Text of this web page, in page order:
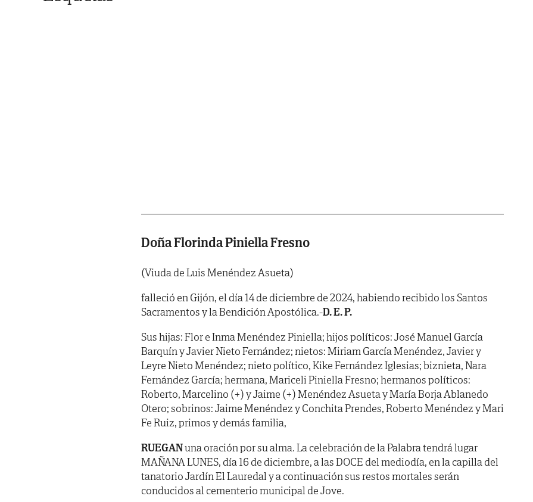
Doña Florinda Piniella Fresno
(Viuda de Luis Menéndez Asueta)
falleció en Gijón, el día 14 de diciembre de 2024, habiendo recibido los Santos
Sacramentos y la Bendición Apostólica.-D. E. P.
Sus hijas: Flor e Inma Menéndez Piniella; hijos políticos: José Manuel García
Barquín y Javier Nieto Fernández; nietos: Miriam García Menéndez, Javier y
Leyre Nieto Menéndez; nieto político, Kike Fernández Iglesias; biznieta, Nara
Fernández García; hermana, Mariceli Piniella Fresno; hermanos políticos:
Roberto, Marcelino (+) y Jaime (+) Menéndez Asueta y María Borja Ablanedo
Otero; sobrinos: Jaime Menéndez y Conchita Prendes, Roberto Menéndez y Mari
Fe Ruiz, primos y demás familia,
RUEGANuna oración por su alma. La celebración de la Palabra tendrá lugar
MAÑANA LUNES, día 16 de diciembre, a las DOCE del mediodía, en la capilla del
tanatorio Jardín El Lauredal y a continuación sus restos mortales serán
conducidos al cementerio municipal de Jove.